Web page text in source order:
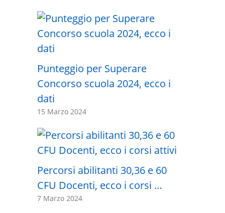
Punteggio per Superare
Concorso scuola 2024, ecco i
dati
15 Marzo 2024
Percorsi abilitanti 30,36 e 60
CFU Docenti, ecco i corsi …
7 Marzo 2024